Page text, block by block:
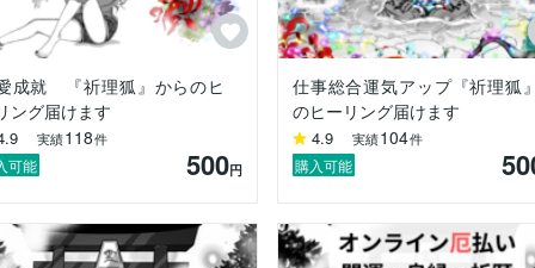
友人が事件に巻き込まれ、深い絶望の淵にいました。
はテレビや新聞でも報道されるほど残酷で悲しいものでした。
の力を初めて人のために使う決心をしました。
、それを素直に受け入れ、行動に移しました。
情を取り戻し、私のもとを訪れました。
成就 『祈理狐』からのヒ
ング届けます
実績118件
可能 500円
仕事総合運気アップ『祈理狐』
のヒーリング届けます
4.9 実績104件
購入可能